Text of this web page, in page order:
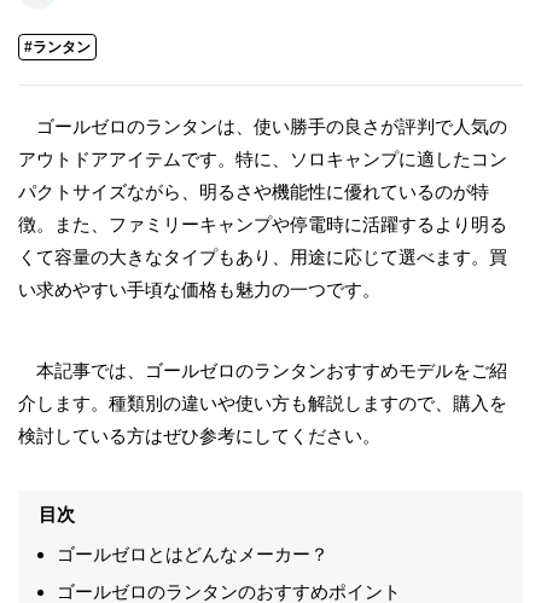
#ランタン
ゴールゼロのランタンは、使い勝手の良さが評判で人気の
アウトドアアイテムです。特に、ソロキャンプに適したコン
パクトサイズながら、明るさや機能性に優れているのが特
徴。また、ファミリーキャンプや停電時に活躍するより明る
くて容量の大きなタイプもあり、用途に応じて選べます。買
い求めやすい手頃な価格も魅力の一つです。
本記事では、ゴールゼロのランタンおすすめモデルをご紹
介します。種類別の違いや使い方も解説しますので、購入を
検討している方はぜひ参考にしてください。
目次
ゴールゼロとはどんなメーカー？
ゴールゼロのランタンのおすすめポイント